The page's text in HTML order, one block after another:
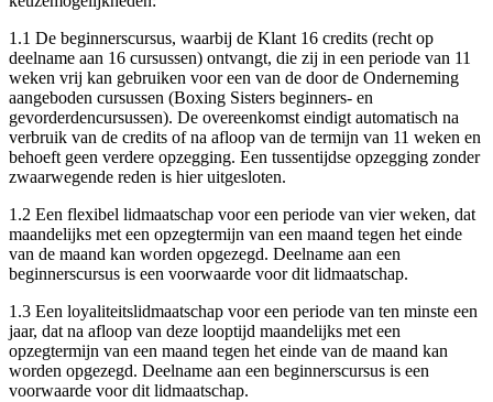
1.1 De beginnerscursus, waarbij de Klant 16 credits (recht op
deelname aan 16 cursussen) ontvangt, die zij in een periode van 11
weken vrij kan gebruiken voor een van de door de Onderneming
aangeboden cursussen (Boxing Sisters beginners- en
gevorderdencursussen). De overeenkomst eindigt automatisch na
verbruik van de credits of na afloop van de termijn van 11 weken en
behoeft geen verdere opzegging. Een tussentijdse opzegging zonder
zwaarwegende reden is hier uitgesloten.
1.2 Een flexibel lidmaatschap voor een periode van vier weken, dat
maandelijks met een opzegtermijn van een maand tegen het einde
van de maand kan worden opgezegd. Deelname aan een
beginnerscursus is een voorwaarde voor dit lidmaatschap.
1.3 Een loyaliteitslidmaatschap voor een periode van ten minste een
jaar, dat na afloop van deze looptijd maandelijks met een
opzegtermijn van een maand tegen het einde van de maand kan
worden opgezegd. Deelname aan een beginnerscursus is een
voorwaarde voor dit lidmaatschap.